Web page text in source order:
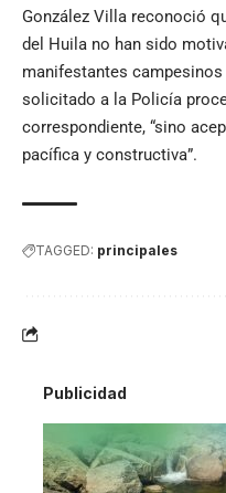
González Villa reconoció
del Huila no han sido
manifestantes
solicitado a la Policía
correspondiente, “sino
pacífica y constructiva”.
TAGGED: principales
Publicidad